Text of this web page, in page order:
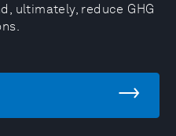
ultimately, reduce GHG